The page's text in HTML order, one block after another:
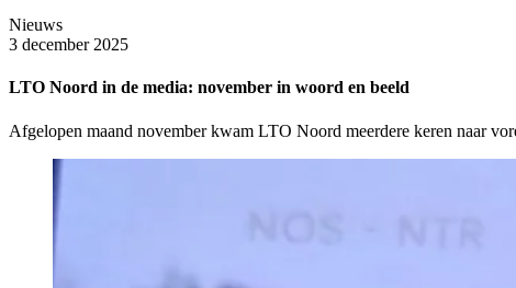
Nieuws
3 december 2025
LTO Noord in de media: november in woord en beeld
Afgelopen maand november kwam LTO Noord meerdere keren naar